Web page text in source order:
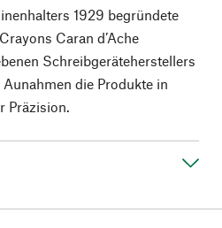
1929 begründete
Caran d’Ache
Schreibgeräteherstellers
die Produkte in
Präzision.